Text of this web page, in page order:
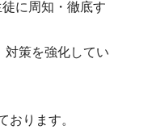
に周知・徹底す
対策を強化してい
ります。